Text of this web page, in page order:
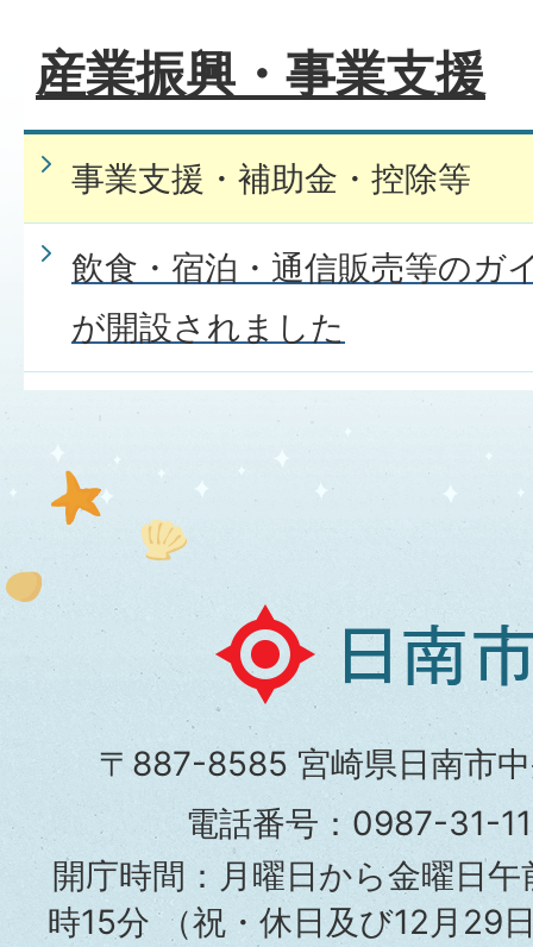
産業振興・事業支援
事業支援・補助金・控除等
飲食・宿泊・通信販売等のガ
が開設されました
日
南
市
役
所
〒887-8585 宮崎県日南市
電話番号：0987-31-
開庁時間：月曜日から金曜日
時15分（祝・休日及び12月29